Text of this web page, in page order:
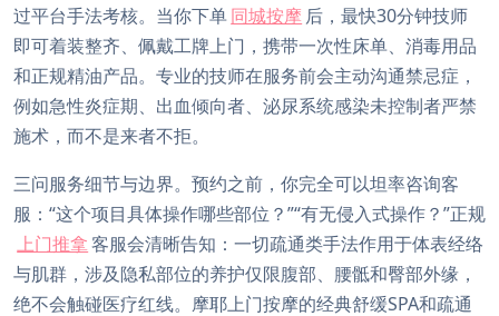
过平台手法考核。当你下单同城按摩 后，最快30分钟技师
即可着装整齐、佩戴工牌上门，携带一次性床单、消毒用品
和正规精油产品。专业的技师在服务前会主动沟通禁忌症，
例如急性炎症期、出血倾向者、泌尿系统感染未控制者严禁
施术，而不是来者不拒。
三问服务细节与边界。预约之前，你完全可以坦率咨询客
服：“这个项目具体操作哪些部位？”“有无侵入式操作？”正规
上门推拿客服会清晰告知：一切疏通类手法作用于体表经络
与肌群，涉及隐私部位的养护仅限腹部、腰骶和臀部外缘，
绝不会触碰医疗红线。摩耶上门按摩的经典舒缓SPA和疏通